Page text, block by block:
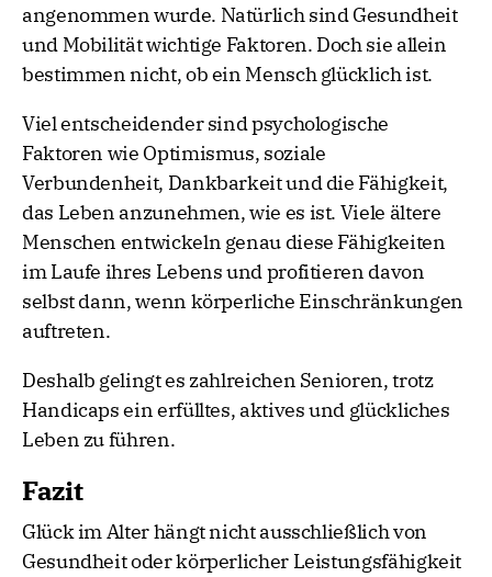
angenommen wurde. Natürlich sind Gesundheit
und Mobilität wichtige Faktoren. Doch sie allein
bestimmen nicht, ob ein Mensch glücklich ist.
Viel entscheidender sind psychologische
Faktoren wie Optimismus, soziale
Verbundenheit, Dankbarkeit und die Fähigkeit,
das Leben anzunehmen, wie es ist. Viele ältere
Menschen entwickeln genau diese Fähigkeiten
im Laufe ihres Lebens und profitieren davon
selbst dann, wenn körperliche Einschränkungen
auftreten.
Deshalb gelingt es zahlreichen Senioren, trotz
Handicaps ein erfülltes, aktives und glückliches
Leben zu führen.
Fazit
Glück im Alter hängt nicht ausschließlich von
Gesundheit oder körperlicher Leistungsfähigkeit